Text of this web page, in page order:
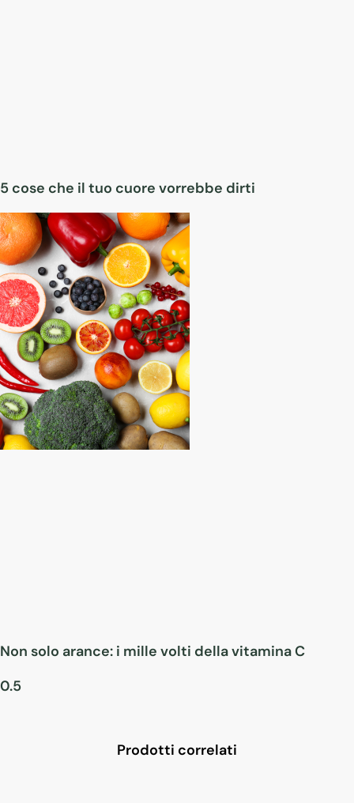
5 cose che il tuo cuore vorrebbe dirti
Non solo arance: i mille volti della vitamina C
Prodotti correlati